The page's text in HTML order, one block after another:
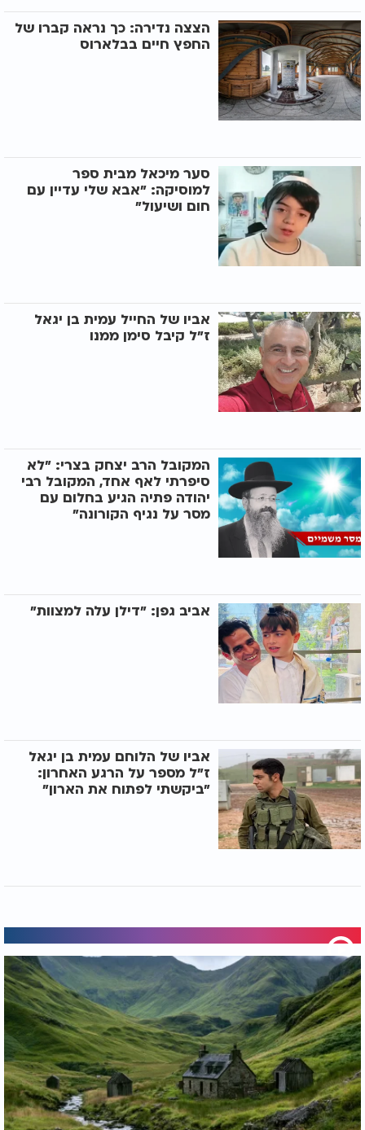
הצצה נדירה: כך נראה קברו של
החפץ חיים בבלארוס
סער מיכאל מבית ספר
למוסיקה: "אבא שלי עדיין עם
חום ושיעול"
אביו של החייל עמית בן יגאל
ז"ל קיבל סימן ממנו
המקובל הרב יצחק בצרי: "לא
סיפרתי לאף אחד, המקובל רבי
יהודה פתיה הגיע בחלום עם
מסר על נגיף הקורונה"
אביב גפן: "דילן עלה למצוות"
אביו של הלוחם עמית בן יגאל
ז"ל מספר על הרגע האחרון:
"ביקשתי לפתוח את הארון"